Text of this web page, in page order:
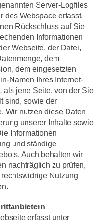
Server-Logfiles
des Webspace erfasst.
Rückschluss auf Sie
Informationen
Webseite, der Datei,
dem
dem eingesetzten
Namen Ihres Internet-
als jene Seite, von der Sie
sind, sowie der
Wir nutzen diese Daten
unserer Inhalte sowie
Informationen
und ständige
Auch behalten wir
nachträglich zu prüfen,
Nutzung
erfasst unter